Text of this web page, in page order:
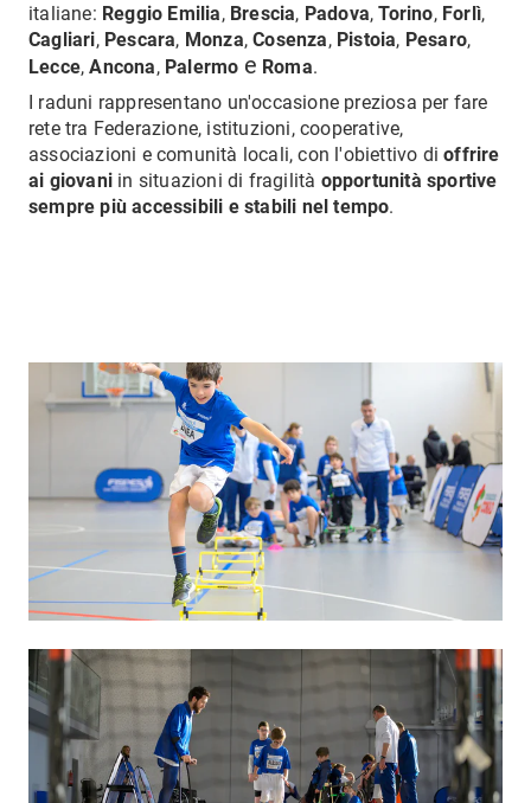
italiane: Reggio Emilia, Brescia, Padova, Torino,Forlì,
Cagliari,Pescara, Monza, Cosenza,Pistoia, Pesaro,
Lecce, Ancona, Palermo e Roma.
I raduni rappresentano un'occasione preziosa per fare
rete tra Federazione, istituzioni, cooperative,
associazioni e comunità locali, con l'obiettivo dioffrire
ai giovani in situazioni di fragilità opportunità sportive
sempre più accessibili e stabili nel tempo.